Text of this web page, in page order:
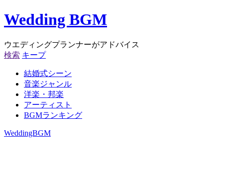
Wedding BGM
ウエディングプランナーがアドバイス
検索 キープ
結婚式シーン
音楽ジャンル
洋楽・邦楽
アーティスト
BGMランキング
WeddingBGM